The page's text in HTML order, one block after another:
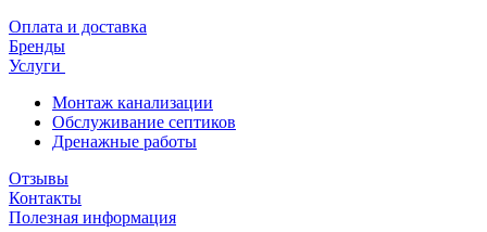
Оплата и доставка
Бренды
Услуги
Монтаж канализации
Обслуживание септиков
Дренажные работы
Отзывы
Контакты
Полезная информация